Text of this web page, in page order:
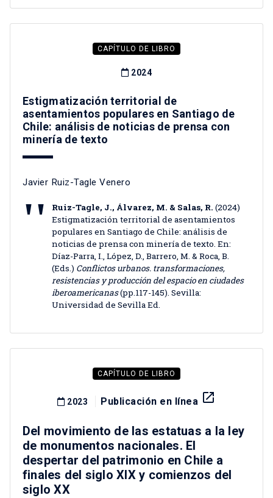
CAPÍTULO DE LIBRO
2024
Estigmatización territorial de
asentamientos populares en Santiago de
Chile: análisis de noticias de prensa con
minería de texto
Javier Ruiz-Tagle Venero
Ruiz-Tagle, J., Álvarez, M. & Salas, R. (2024)
Estigmatización territorial de asentamientos
populares en Santiago de Chile: análisis de
noticias de prensa con minería de texto. En:
Díaz-Parra, I., López, D., Barrero, M. & Roca, B.
(Eds.) Conflictos urbanos. transformaciones,
resistencias y producción del espacio en ciudades
iberoamericanas(pp.117-145). Sevilla:
Universidad de Sevilla Ed.
CAPÍTULO DE LIBRO
2023 Publicación en línea launch
Del movimiento de las estatuas a la ley
de monumentos nacionales. El
despertar del patrimonio en Chile a
finales del siglo XIX y comienzos del
siglo XX